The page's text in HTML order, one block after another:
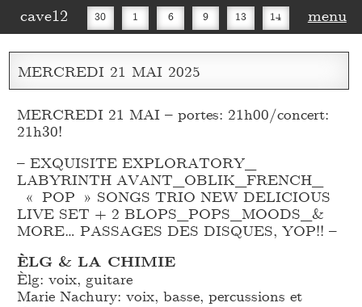
cave12 30 1 6 9 13 14
16 20 27 30
menu
MERCREDI 21 MAI 2025
MERCREDI 21 MAI – portes: 21h00/concert:
21h30!
– EXQUISITE EXPLORATORY_
LABYRINTH AVANT_ OBLIK_FRENCH_
« POP » SONGS TRIO NEW DELICIOUS
LIVE SET + 2 BLOPS_POPS_MOODS_&
MORE… PASSAGES DES DISQUES, YOP!! –
ÈLG & LA CHIMIE
Èlg: voix, guitare
Marie Nachury: voix, basse, percussions et